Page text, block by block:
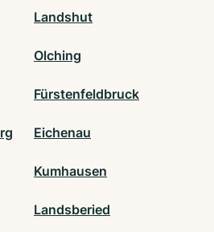
Landshut
Olching
Fürstenfeldbruck
Eichenau
Kumhausen
Landsberied